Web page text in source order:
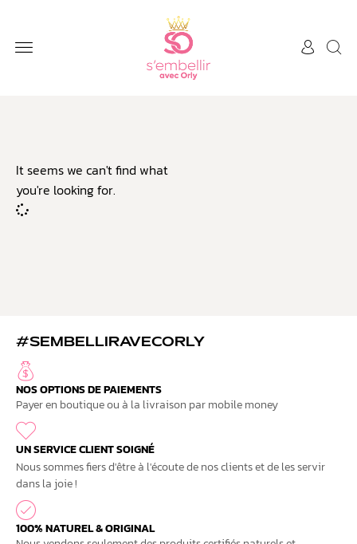
It seems we can't find what
you're looking for.
#SEMBELLIRAVECORLY
NOS OPTIONS DE PAIEMENTS
Payer en boutique ou à la livraison par mobile money
UN SERVICE CLIENT SOIGNÉ
Nous sommes fiers d'être à l'écoute de nos clients et de les servir
dans la joie !
100% NATUREL & ORIGINAL